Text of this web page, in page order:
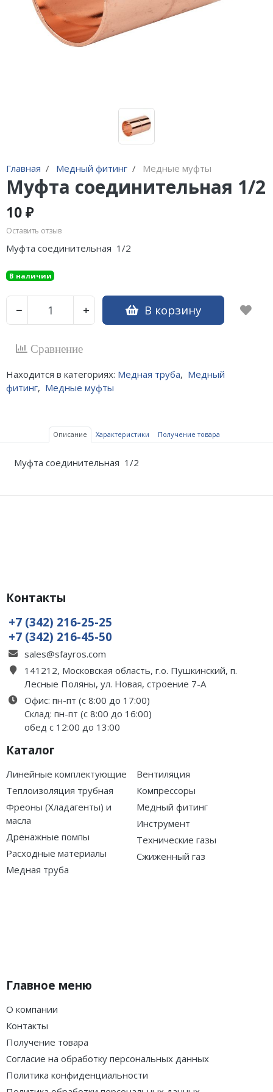
Главная Медный фитинг Медные муфты
Муфта соединительная 1/2
10 ₽
Оставить отзыв
Муфта соединительная 1/2
В наличии
− + В корзину
Сравнение
Находится в категориях: Медная труба, Медный
фитинг, Медные муфты
Описание Характеристики Получение товара
Муфта соединительная 1/2
Контакты
+7 (342) 216-25-25
+7 (342) 216-45-50
sales@sfayros.com
141212, Московская область, г.о. Пушкинский, п.
Лесные Поляны, ул. Новая, строение 7-А
Офис: пн-пт (с 8:00 до 17:00)
Склад: пн-пт (с 8:00 до 16:00)
обед с 12:00 до 13:00
Каталог
Линейные комплектующие
Теплоизоляция трубная
Фреоны (Хладагенты) и
масла
Дренажные помпы
Расходные материалы
Медная труба
Вентиляция
Компрессоры
Медный фитинг
Инструмент
Технические газы
Сжиженный газ
Главное меню
О компании
Контакты
Получение товара
Согласие на обработку персональных данных
Политика конфиденциальности
Манометры, вакуумметры